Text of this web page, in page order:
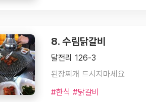
8. 수림닭갈비
달전리 126-3
된장찌개 드시지마세요
#한식 #닭갈비